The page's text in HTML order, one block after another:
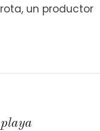
un productor